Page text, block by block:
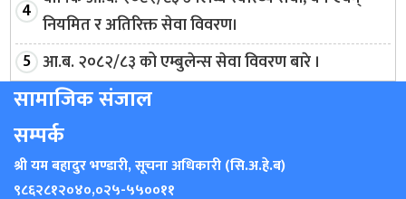
नियमित र अतिरिक्त सेवा विवरण।
आ.ब. २०८२/८३ को एम्बुलेन्स सेवा विवरण बारे ।
सामाजिक संजाल
सम्पर्क
श्री यम बहादुर भण्डारी, सूचना अधिकारी (सि.अ.हे.ब)
९८६२८१२०४०,०२५-५५००११